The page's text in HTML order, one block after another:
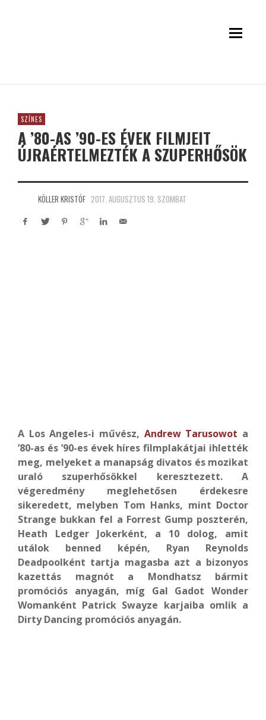
SZÍNES
A ’80-AS ’90-ES ÉVEK FILMJEIT
ÚJRAÉRTELMEZTÉK A SZUPERHŐSÖK
KÖLLER KRISTÓF 2017. AUGUSZTUS 19. SZOMBAT
A Los Angeles-i művész, Andrew Tarusowot a
’80-as és ’90-es évek híres filmplakátjai ihlették
meg, melyeket a manapság divatos és mozikat
uraló szuperhősökkel keresztezett. A
végeredmény meglehetősen érdekesre
sikeredett, melyben Tom Hanks, mint Doctor
Strange bukkan fel a Forrest Gump poszterén,
Heath Ledger Jokerként, a 10 dolog, amit
utálok benned képén, Ryan Reynolds
Deadpoolként tartja magasba azt a bizonyos
kazettás magnót a Mondhatsz bármit
promóciós anyagán, míg Gal Gadot Wonder
Womanként Patrick Swayze karjaiba omlik a
Dirty Dancing promóciós anyagán.